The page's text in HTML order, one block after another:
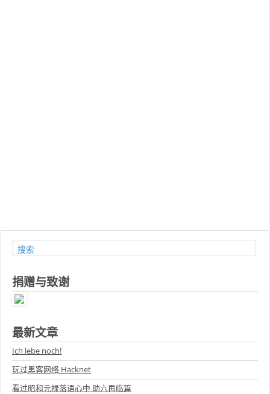
捐赠与致谢
最新文章
Ich lebe noch!
玩过黑客网络 Hacknet
看过昭和元禄落语心中 助六再临篇